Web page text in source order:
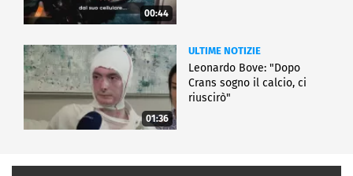
00:44
01:36
ULTIME NOTIZIE
Leonardo Bove: "Dopo
Crans sogno il calcio, ci
riuscirò"